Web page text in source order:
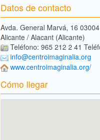
Datos de contacto
Avda. General Marvá, 16 03004
Alicante / Alacant (Alicante)
Teléfono: 965 212 2 41
info@centroimaginalia.org
www.centroimaginalia.org/
Cómo llegar